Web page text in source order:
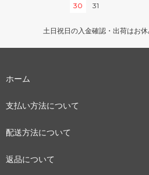
30
31
土日祝日の入金確認・出荷はお休
ホーム
支払い方法について
配送方法について
返品について